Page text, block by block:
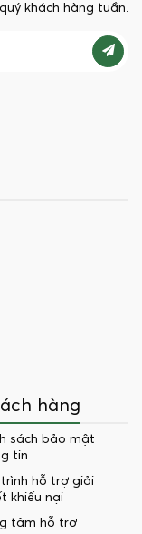
khách hàng tuần.
hàng
sách bảo mật
tin
hỗ trợ giải
khiếu nại
tâm hỗ trợ